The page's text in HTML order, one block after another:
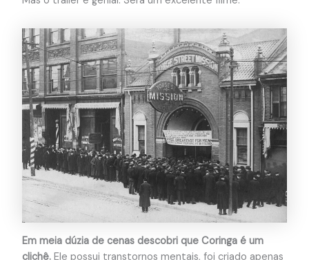
Em meia dúzia de cenas descobri que Coringa é um
clichê.Ele possui transtornos mentais, foi criado apenas